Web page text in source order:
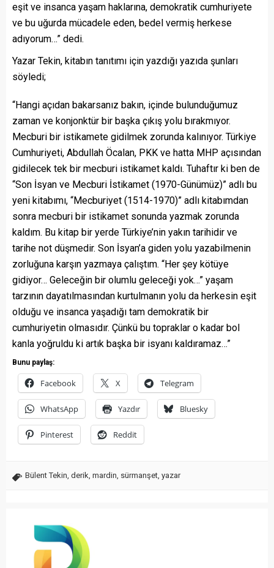
eşit ve insanca yaşam haklarına, demokratik cumhuriyete
ve bu uğurda mücadele eden, bedel vermiş herkese
adıyorum…” dedi.
Yazar Tekin, kitabın tanıtımı için yazdığı yazıda şunları
söyledi;
“Hangi açıdan bakarsanız bakın, içinde bulunduğumuz
zaman ve konjonktür bir başka çıkış yolu bırakmıyor.
Mecburi bir istikamete gidilmek zorunda kalınıyor. Türkiye
Cumhuriyeti, Abdullah Öcalan, PKK ve hatta MHP açısından
gidilecek tek bir mecburi istikamet kaldı. Tuhaftır ki ben de
“Son İsyan ve Mecburi İstikamet (1970-Günümüz)” adlı bu
yeni kitabımı, “Mecburiyet (1514-1970)” adlı kitabımdan
sonra mecburi bir istikamet sonunda yazmak zorunda
kaldım. Bu kitap bir yerde Türkiye’nin yakın tarihidir ve
tarihe not düşmedir. Son İsyan’a giden yolu yazabilmenin
zorluğuna karşın yazmaya çalıştım. “Her şey kötüye
gidiyor… Geleceğin bir olumlu geleceği yok…” yaşam
tarzının dayatılmasından kurtulmanın yolu da herkesin eşit
olduğu ve insanca yaşadığı tam demokratik bir
cumhuriyetin olmasıdır. Çünkü bu topraklar o kadar bol
kanla yoğruldu ki artık başka bir isyanı kaldıramaz…”
Bunu paylaş:
Facebook X Telegram
WhatsApp Yazdır Bluesky
Pinterest Reddit
Bülent Tekin derik mardin sürmanşet yazar